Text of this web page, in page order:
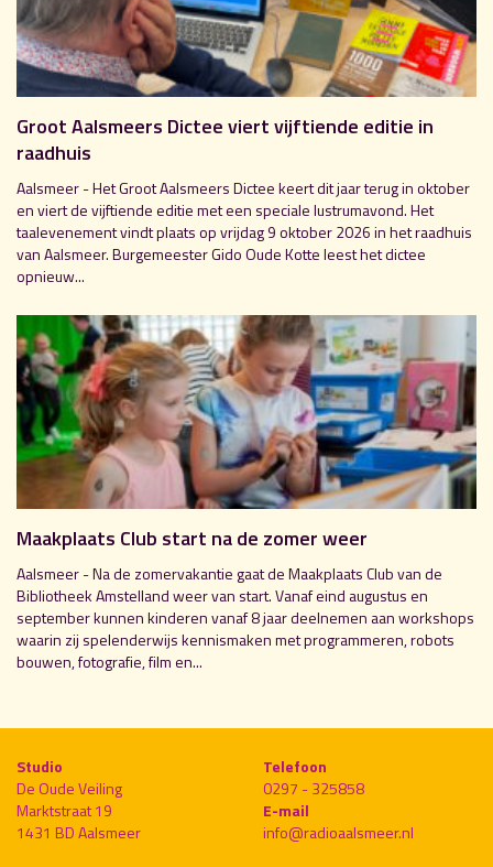
Groot Aalsmeers Dictee viert vijftiende editie in
raadhuis
Aalsmeer - Het Groot Aalsmeers Dictee keert dit jaar terug in oktober
en viert de vijftiende editie met een speciale lustrumavond. Het
taalevenement vindt plaats op vrijdag 9 oktober 2026 in het raadhuis
van Aalsmeer. Burgemeester Gido Oude Kotte leest het dictee
opnieuw...
Maakplaats Club start na de zomer weer
Aalsmeer - Na de zomervakantie gaat de Maakplaats Club van de
Bibliotheek Amstelland weer van start. Vanaf eind augustus en
september kunnen kinderen vanaf 8 jaar deelnemen aan workshops
waarin zij spelenderwijs kennismaken met programmeren, robots
bouwen, fotografie, film en...
Studio
De Oude Veiling
Marktstraat 19
1431 BD Aalsmeer
Telefoon
0297 - 325858
E-mail
info@radioaalsmeer.nl